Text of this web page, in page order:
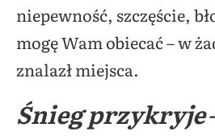
niepewność, szczęście,
mogę Wam obiecać – w
znalazł miejsca.
Śnieg przykryje